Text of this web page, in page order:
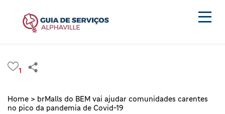
1
Home > brMalls do BEM vai ajudar comunidades carentes
no pico da pandemia de Covid-19